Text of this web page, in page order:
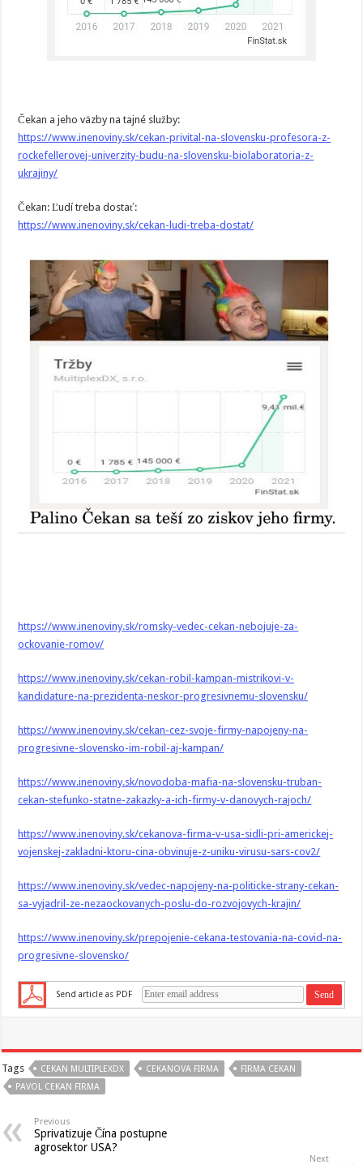
Čekan a jeho väzby na tajné služby:
https://www.inenoviny.sk/cekan-privital-na-slovensku-profesora-z-
rockefellerovej-univerzity-budu-na-slovensku-biolaboratoria-z-
ukrajiny/
Čekan: Ľudí treba dostať:
https://www.inenoviny.sk/cekan-ludi-treba-dostat/
https://www.inenoviny.sk/romsky-vedec-cekan-nebojuje-za-
ockovanie-romov/
https://www.inenoviny.sk/cekan-robil-kampan-mistrikovi-v-
kandidature-na-prezidenta-neskor-progresivnemu-slovensku/
https://www.inenoviny.sk/cekan-cez-svoje-firmy-napojeny-na-
progresivne-slovensko-im-robil-aj-kampan/
https://www.inenoviny.sk/novodoba-mafia-na-slovensku-truban-
cekan-stefunko-statne-zakazky-a-ich-firmy-v-danovych-rajoch/
https://www.inenoviny.sk/cekanova-firma-v-usa-sidli-pri-americkej-
vojenskej-zakladni-ktoru-cina-obvinuje-z-uniku-virusu-sars-cov2/
https://www.inenoviny.sk/vedec-napojeny-na-politicke-strany-cekan-
sa-vyjadril-ze-nezaockovanych-poslu-do-rozvojovych-krajin/
https://www.inenoviny.sk/prepojenie-cekana-testovania-na-covid-na-
progresivne-slovensko/
Send article as PDF
Tags CEKAN MULTIPLEXDX CEKANOVA FIRMA
FIRMA CEKAN
PAVOL CEKAN FIRMA
Previous
Sprivatizuje Čína postupne
agrosektor USA?
Next